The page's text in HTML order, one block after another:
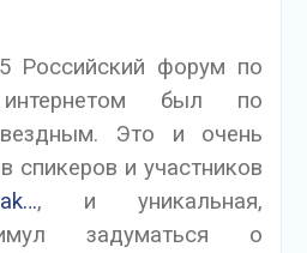
Российский форум по
интернетом был по
Это и очень
спикеров и участников
, и уникальная,
задуматься о